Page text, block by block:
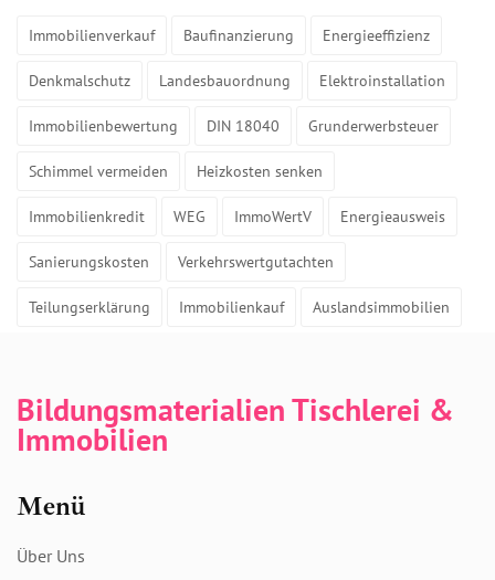
Immobilienverkauf Baufinanzierung Energieeffizienz
Denkmalschutz Landesbauordnung Elektroinstallation
Immobilienbewertung DIN 18040 Grunderwerbsteuer
Schimmel vermeiden Heizkosten senken
Immobilienkredit WEG ImmoWertV Energieausweis
Sanierungskosten Verkehrswertgutachten
Teilungserklärung Immobilienkauf Auslandsimmobilien
Bildungsmaterialien Tischlerei &
Immobilien
Menü
Über Uns